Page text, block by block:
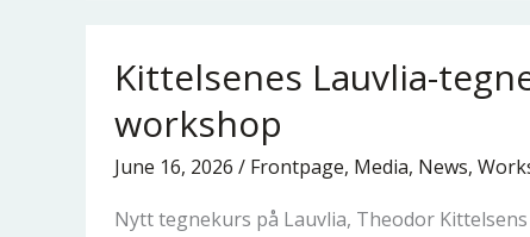
Kittelsenes Lauvlia-
workshop
June 16, 2026 / Frontpage, Media, News,
Nytt tegnekurs på Lauvlia, Theodor
Kittelsenes
tegneløftet-
workshop